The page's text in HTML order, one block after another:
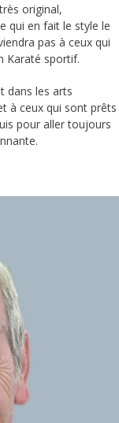
original,
qui en fait le style le
pas à ceux qui
Karaté sportif.
dans les arts
à ceux qui sont prêts
pour aller toujours